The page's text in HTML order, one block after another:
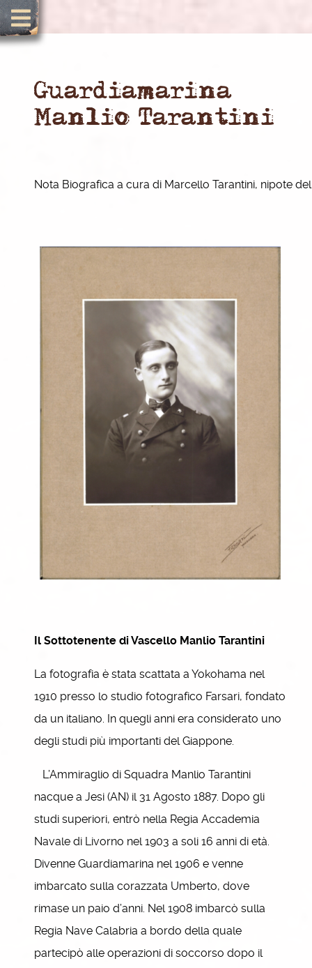
Guardiamarina
Manlio Tarantini
Nota Biografica a cura di Marcello Tarantini, nipote
Il Sottotenente di Vascello Manlio Tarantini
La fotografia è stata scattata a Yokohama nel
1910 presso lo studio fotografico Farsari, fondato
da un italiano. In quegli anni era considerato uno
degli studi più importanti del Giappone.
L’Ammiraglio di Squadra Manlio Tarantini
nacque a Jesi (AN) il 31 Agosto 1887. Dopo gli
studi superiori, entrò nella Regia Accademia
Navale di Livorno nel 1903 a soli 16 anni di età.
Divenne Guardiamarina nel 1906 e venne
imbarcato sulla corazzata Umberto, dove
rimase un paio d’anni. Nel 1908 imbarcò sulla
Regia Nave Calabria a bordo della quale
partecipò alle operazioni di soccorso dopo il